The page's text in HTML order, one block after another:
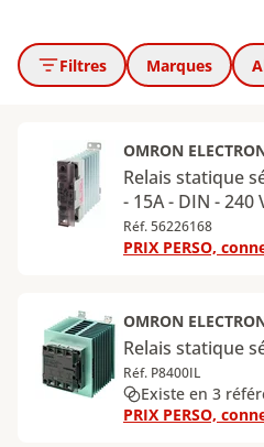
Filtres Marques
OMRON
Relais statique
- 15A - DIN - 240
24VDC
Réf. 56226168
PRIX PERSO,
OMRON
Relais statique
Réf. P8400IL
Existe en 3
PRIX PERSO,